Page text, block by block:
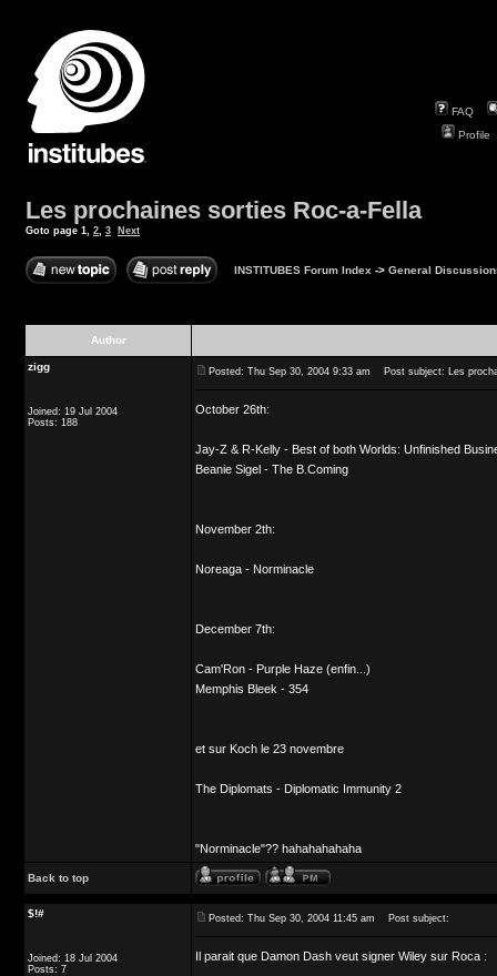
FAQ
Profile
Les prochaines sorties Roc-a-Fella
Goto page 1, 2, 3 Next
INSTITUBES Forum Index -> General
Author
zigg
Joined: 19 Jul 2004
Posts: 188
Posted: Thu Sep 30, 2004 9:33 am Post subject: Les
October 26th:
Jay-Z & R-Kelly - Best of both Worlds: Unfinished
Beanie Sigel - The B.Coming
November 2th:
Noreaga - Norminacle
December 7th:
Cam'Ron - Purple Haze (enfin...)
Memphis Bleek - 354
et sur Koch le 23 novembre
The Diplomats - Diplomatic Immunity 2
"Norminacle"?? hahahahahaha
Back to top
$!#
Joined: 18 Jul 2004
Posts: 7
Posted: Thu Sep 30, 2004 11:45 am Post subject:
Il parait que Damon Dash veut signer Wiley sur Roca :